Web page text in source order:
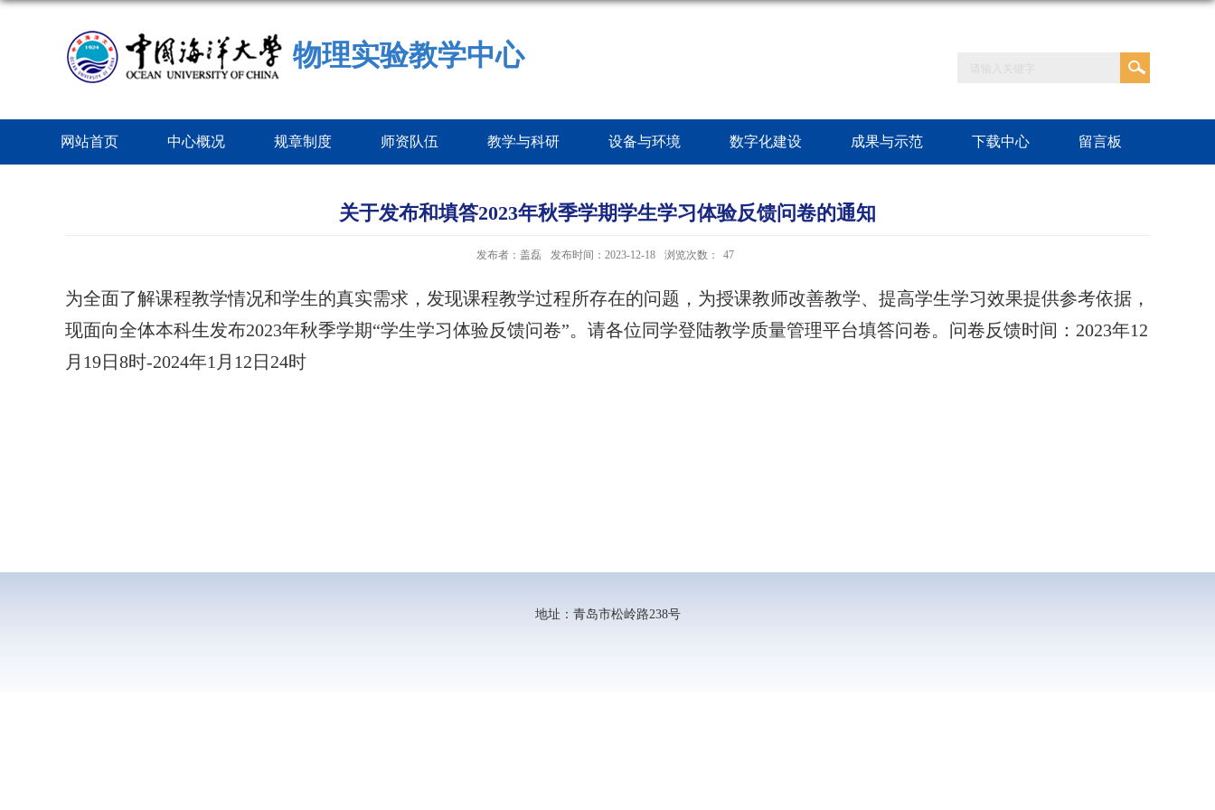
物理实验教学中心
网站首页 中心概况 规章制度 师资队伍 教学与科研 设备与环境 数字化建设 成果与示范 下载中心 留言板
关于发布和填答2023年秋季学期学生学习体验反馈问卷的通知
发布者：盖磊 发布时间：2023-12-18 浏览次数： 47
为全面了解课程教学情况和学生的真实需求，发现课程教学过程所存在的问题，为授课教师改善教学、提高学生学习效果提供参考依据，
现面向全体本科生发布2023年秋季学期“学生学习体验反馈问卷”。 请各位同学登陆教学质量管理平台填答问卷。 问卷反馈时间： 2023年12
月 19日8时-2024年1 月 12 日24时
地址：青岛市松岭路238号